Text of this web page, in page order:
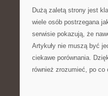
Dużą zaletą strony jest
wiele osób postrzegana
serwisie pokazują, że
Artykuły nie muszą być
ciekawe porównania.
również zrozumieć, po